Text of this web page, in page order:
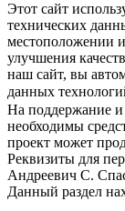
Этот сайт
технических
местоположении
улучшения
наш сайт, вы
данных
На поддержание и
необходимы
проект может
Реквизиты для
Андреевич С.
Данный раздел